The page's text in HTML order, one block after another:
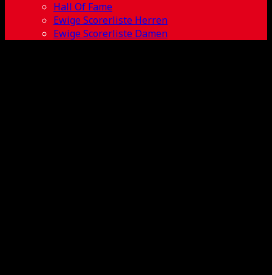
Hall Of Fame
Ewige Scorerliste Herren
Ewige Scorerliste Damen